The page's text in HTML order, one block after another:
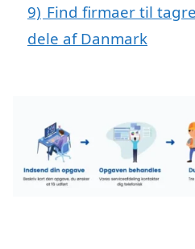
9) Find firmaer til
dele af Danmark